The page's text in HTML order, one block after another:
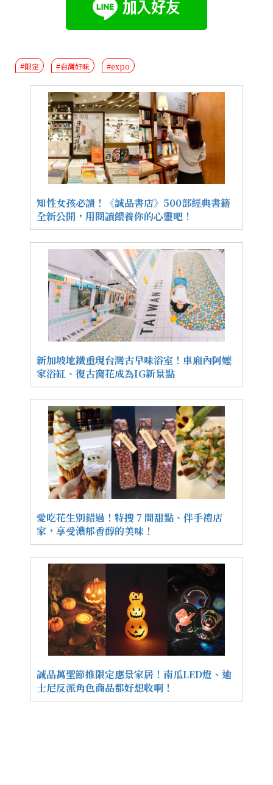
#限定 #台灣好味 #expo
知性女孩必讀！《誠品書店》500部經典書籍
全新公開，用閱讀餵養你的心靈吧！
新加坡地鐵重現台灣古早味浴室！車廂內阿嬤
家浴缸、復古窗花成為IG新景點
愛吃花生別錯過！特搜 7 間甜點、伴手禮店
家，享受濃郁香醇的美味！
誠品萬聖節推限定應景家居！南瓜LED燈、迪
士尼反派角色商品都好想收啊！